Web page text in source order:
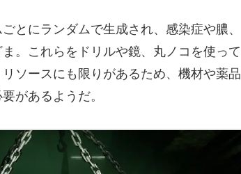
とにランダムで生成され、感染症や膿、
。これらをドリルや鏡、丸ノコを使って
ソースにも限りがあるため、機材や薬品
があるようだ。